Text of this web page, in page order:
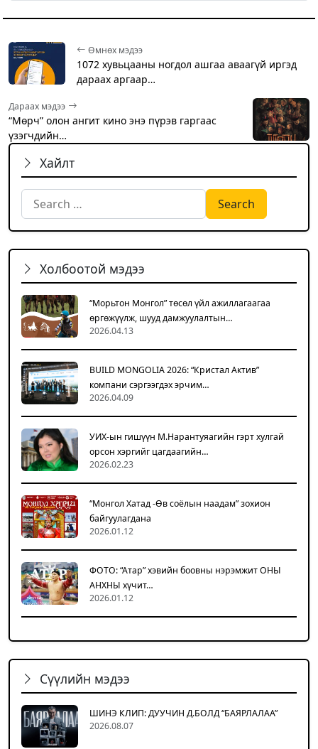
Өмнөх мэдээ
1072 хувьцааны ногдол ашгаа аваагүй иргэд
дараах аргаар…
Дараах мэдээ
“Мөрч” олон ангит кино энэ пүрэв гаргаас
үзэгчдийн…
Хайлт
Search for:
Холбоотой мэдээ
“Морьтон Монгол” төсөл үйл ажиллагаагаа
өргөжүүлж, шууд дамжуулалтын…
2026.04.13
BUILD MONGOLIA 2026: “Кристал Актив”
компани сэргээгдэх эрчим…
2026.04.09
УИХ-ын гишүүн М.Нарантуяагийн гэрт хулгай
орсон хэргийг цагдаагийн…
2026.02.23
“Монгол Хатад -Өв соёлын наадам” зохион
байгуулагдана
2026.01.12
ФОТО: “Атар” хэвийн боовны нэрэмжит ОНЫ
АНХНЫ хүчит…
2026.01.12
Сүүлийн мэдээ
ШИНЭ КЛИП: ДУУЧИН Д.БОЛД “БАЯРЛАЛАА”
2026.08.07